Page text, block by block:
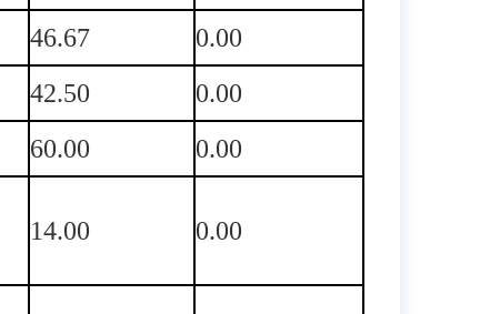
46.67
0.00
42.50
0.00
60.00 0.00
14.00 0.00